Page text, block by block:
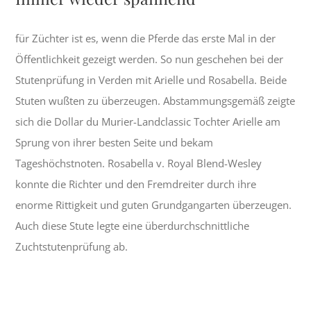
für Züchter ist es, wenn die Pferde das erste Mal in der
Öffentlichkeit gezeigt werden. So nun geschehen bei der
Stutenprüfung in Verden mit Arielle und Rosabella. Beide
Stuten wußten zu überzeugen. Abstammungsgemäß zeigte
sich die Dollar du Murier-Landclassic Tochter Arielle am
Sprung von ihrer besten Seite und bekam
Tageshöchstnoten. Rosabella v. Royal Blend-Wesley
konnte die Richter und den Fremdreiter durch ihre
enorme Rittigkeit und guten Grundgangarten überzeugen.
Auch diese Stute legte eine überdurchschnittliche
Zuchtstutenprüfung ab.